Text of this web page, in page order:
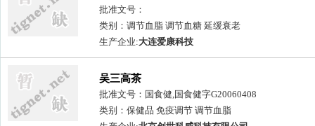
批准文号：
类别：调节血脂 调节血糖 延缓衰老
生产企业:大连爱康科技
吴三高茶
批准文号：国食健,国食健字G20060408
类别：保健品 免疫调节 调节血脂